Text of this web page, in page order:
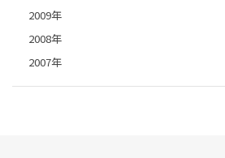
2009年
2008年
2007年